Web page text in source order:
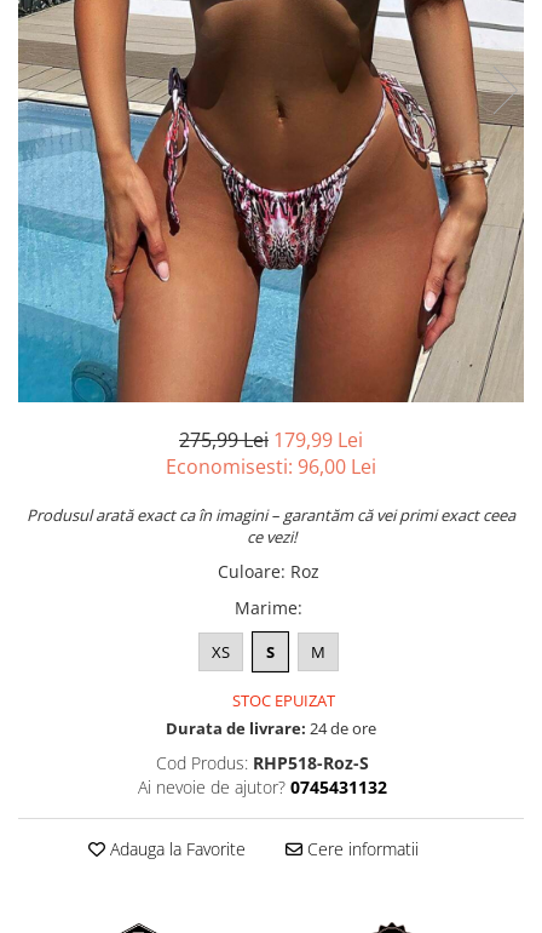
275,99 Lei 179,99 Lei
Economisesti: 96,00 Lei
Produsul arată exact ca în imagini – garantăm că vei primi exact ceea
ce vezi!
Culoare: Roz
Marime:
XS S M
STOC EPUIZAT
Durata de livrare: 24 de ore
Cod Produs: RHP518-Roz-S
Ai nevoie de ajutor? 0745431132
Adauga la Favorite Cere informatii